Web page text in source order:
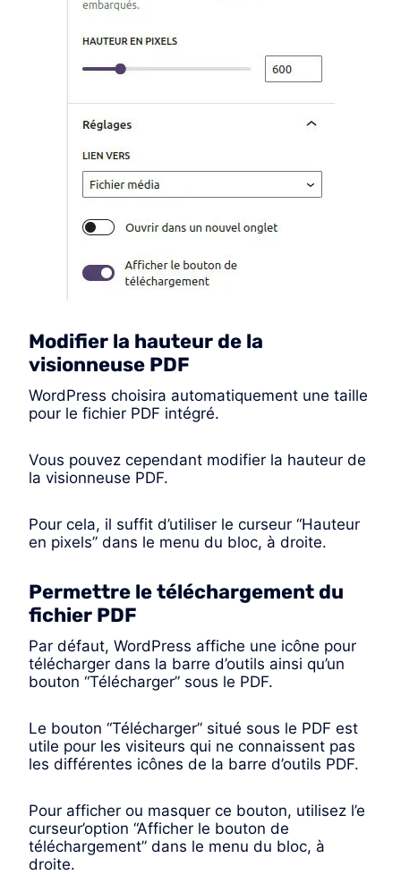
Modifier la hauteur de la
visionneuse PDF
WordPress choisira automatiquement une taille
pour le fichier PDF intégré.
Vous pouvez cependant modifier la hauteur de
la visionneuse PDF.
Pour cela, il suffit d’utiliser le curseur “Hauteur
en pixels” dans le menu du bloc, à droite.
Permettre le téléchargement du
fichier PDF
Par défaut, WordPress affiche une icône pour
télécharger dans la barre d’outils ainsi qu’un
bouton “Télécharger” sous le PDF.
Le bouton “Télécharger” situé sous le PDF est
utile pour les visiteurs qui ne connaissent pas
les différentes icônes de la barre d’outils PDF.
Pour afficher ou masquer ce bouton, utilisez l’e
curseur’option “Afficher le bouton de
téléchargement” dans le menu du bloc, à
droite.